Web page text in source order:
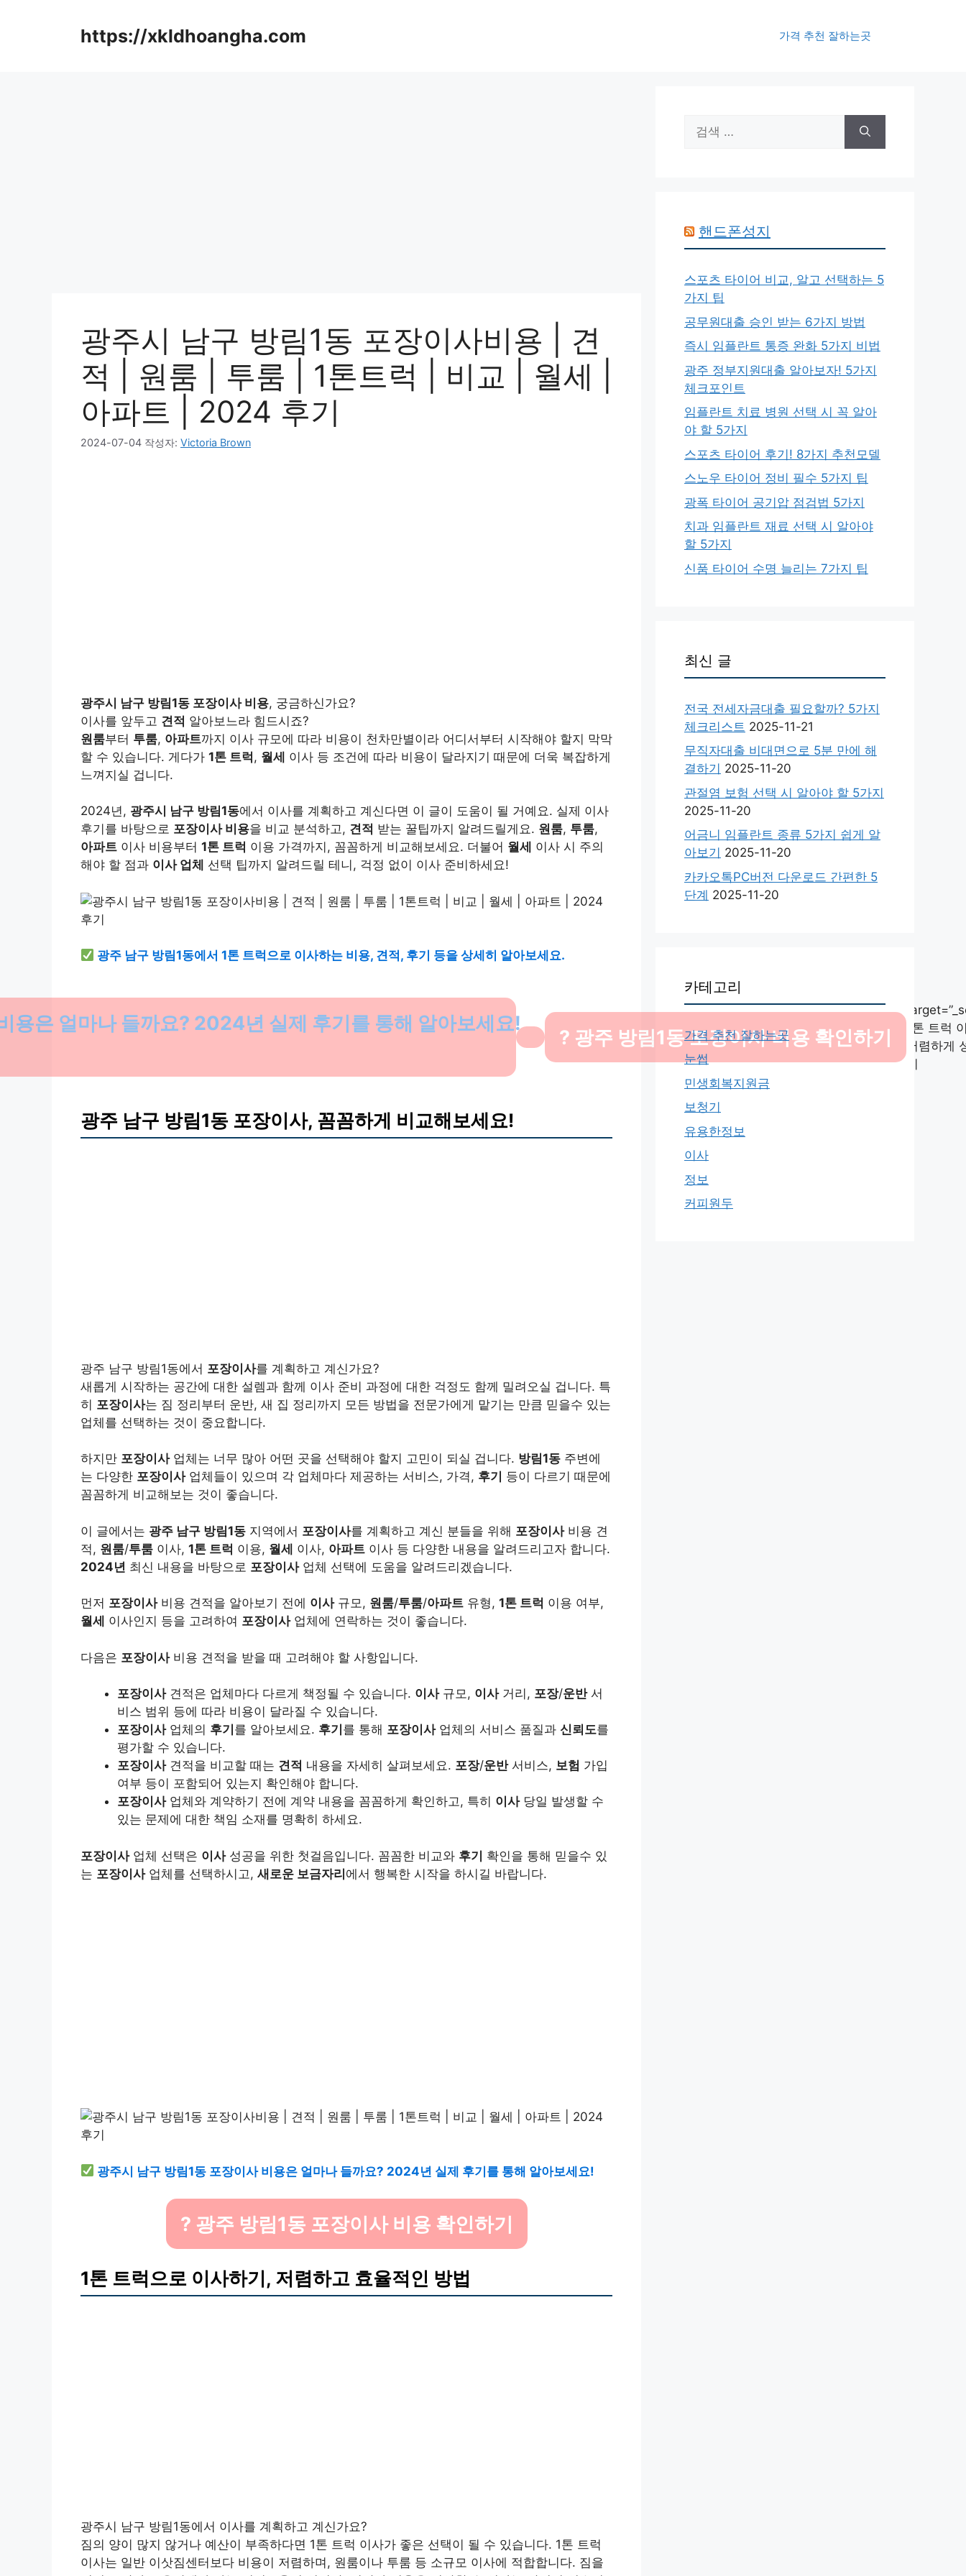
https://xkldhoangha.com 가격 추천 잘하는곳
광주시 남구 방림1동 포장이사비용 | 견
적 | 원룸 | 투룸 | 1톤트럭 | 비교 | 월세 |
아파트 | 2024 후기
2024-07-04 작성자: Victoria Brown
광주시 남구 방림1동 포장이사 비용, 궁금하신가요?
이사를 앞두고 견적 알아보느라 힘드시죠?
원룸부터 투룸, 아파트까지 이사 규모에 따라 비용이 천차만별이라 어디서부터 시작해야 할지 막막
할 수 있습니다. 게다가 1톤 트럭, 월세 이사 등 조건에 따라 비용이 달라지기 때문에 더욱 복잡하게
느껴지실 겁니다.
2024년, 광주시 남구 방림1동에서 이사를 계획하고 계신다면 이 글이 도움이 될 거예요. 실제 이사
후기를 바탕으로 포장이사 비용을 비교 분석하고, 견적 받는 꿀팁까지 알려드릴게요. 원룸, 투룸,
아파트 이사 비용부터 1톤 트럭 이용 가격까지, 꼼꼼하게 비교해보세요. 더불어 월세 이사 시 주의
해야 할 점과 이사 업체 선택 팁까지 알려드릴 테니, 걱정 없이 이사 준비하세요!
광주 남구 방림1동에서 1톤 트럭으로 이사하는 비용, 견적, 후기 등을 상세히 알아보세요.
용은 얼마나 들까요? 2024년 실제 후기를 통해 알아보세요!
? 광주 방림1동 포장이사 비용 확인하기
1톤 트럭
저렴하게
기
광주 남구 방림1동 포장이사, 꼼꼼하게 비교해보세요!
광주 남구 방림1동에서 포장이사를 계획하고 계신가요?
새롭게 시작하는 공간에 대한 설렘과 함께 이사 준비 과정에 대한 걱정도 함께 밀려오실 겁니다. 특
히 포장이사는 짐 정리부터 운반, 새 집 정리까지 모든 방법을 전문가에게 맡기는 만큼 믿을수 있는
업체를 선택하는 것이 중요합니다.
하지만 포장이사업체는 너무 많아 어떤 곳을 선택해야 할지 고민이 되실 겁니다. 방림1동 주변에
는 다양한 포장이사업체들이 있으며 각 업체마다 제공하는 서비스, 가격, 후기
등이 다르기 때문에
꼼꼼하게 비교해보는 것이 좋습니다.
이 글에서는 광주 남구 방림1동 지역에서 포장이사를 계획하고 계신 분들을 위해 포장이사비용 견
적, 원룸/투룸 이사, 1톤 트럭 이용, 월세 이사, 아파트 이사 등 다양한 내용을 알려드리고자 합니다.
2024년 최신 내용을 바탕으로 포장이사업체 선택에 도움을 알려드리겠습니다.
먼저 포장이사비용 견적을 알아보기 전에 이사규모, 원룸/투룸/아파트 유형, 1톤 트럭 이용 여부,
월세 이사인지 등을 고려하여 포장이사업체에 연락하는 것이 좋습니다.
다음은 포장이사비용 견적을 받을 때 고려해야 할 사항입니다.
포장이사견적은 업체마다 다르게 책정될 수 있습니다. 이사규모, 이사거리, 포장/운반서
비스 범위 등에 따라 비용이 달라질 수 있습니다.
포장이사업체의 후기 를 알아보세요. 후기 를 통해 포장이사업체의 서비스 품질과 신뢰도를
평가할 수 있습니다.
포장이사견적을 비교할 때는 견적 내용을 자세히 살펴보세요. 포장/운반서비스, 보험 가입
여부 등이 포함되어 있는지 확인해야 합니다.
포장이사업체와 계약하기 전에 계약 내용을 꼼꼼하게 확인하고, 특히 이사당일 발생할 수
있는 문제에 대한 책임 소재를 명확히 하세요.
포장이사업체 선택은 이사성공을 위한 첫걸음입니다. 꼼꼼한 비교와 후기 확인을 통해 믿을수 있
는 포장이사업체를 선택하시고, 새로운 보금자리에서 행복한 시작을 하시길 바랍니다.
광주시 남구 방림1동 포장이사 비용은 얼마나 들까요? 2024년 실제 후기를 통해 알아보세요!
? 광주 방림1동 포장이사 비용 확인하기
1톤 트럭으로 이사하기, 저렴하고 효율적인 방법
광주시 남구 방림1동에서 이사를 계획하고 계신가요?
짐의 양이 많지 않거나 예산이 부족하다면 1톤 트럭 이사가 좋은 선택이 될 수 있습니다. 1톤 트럭
이사는 일반 이삿짐센터보다 비용이 저렴하며, 원룸이나 투룸 등 소규모 이사에 적합합니다. 짐을
색:
핸드폰성지
스포츠 타이어 비교, 알고 선택하는 5
가지 팁
공무원대출 승인 받는 6가지 방법
즉시 임플란트 통증 완화 5가지 비법
광주 정부지원대출 알아보자! 5가지
체크포인트
임플란트 치료 병원 선택 시 꼭 알아
야 할 5가지
스포츠 타이어 후기! 8가지 추천모델
스노우 타이어 정비 필수 5가지 팁
광폭 타이어 공기압 점검법 5가지
치과 임플란트 재료 선택 시 알아야
할 5가지
신품 타이어 수명 늘리는 7가지 팁
최신 글
전국 전세자금대출 필요할까? 5가지
체크리스트 2025-11-21
무직자대출 비대면으로 5분 만에 해
결하기 2025-11-20
관절염 보험 선택 시 알아야 할 5가지
2025-11-20
어금니 임플란트 종류 5가지 쉽게 알
아보기 2025-11-20
카카오톡PC버전 다운로드 간편한 5
단계 2025-11-20
카테고리
가격 추천 잘하는곳
눈썹
민생회복지원금
보청기
유용한정보
이사
정보
커피원두